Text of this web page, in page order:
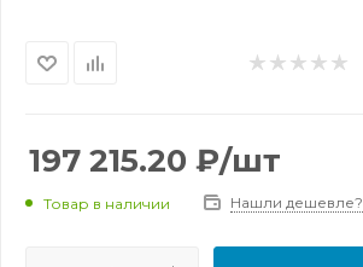
197 215.20 ₽/шт
Товар в наличии Нашли дешевле?